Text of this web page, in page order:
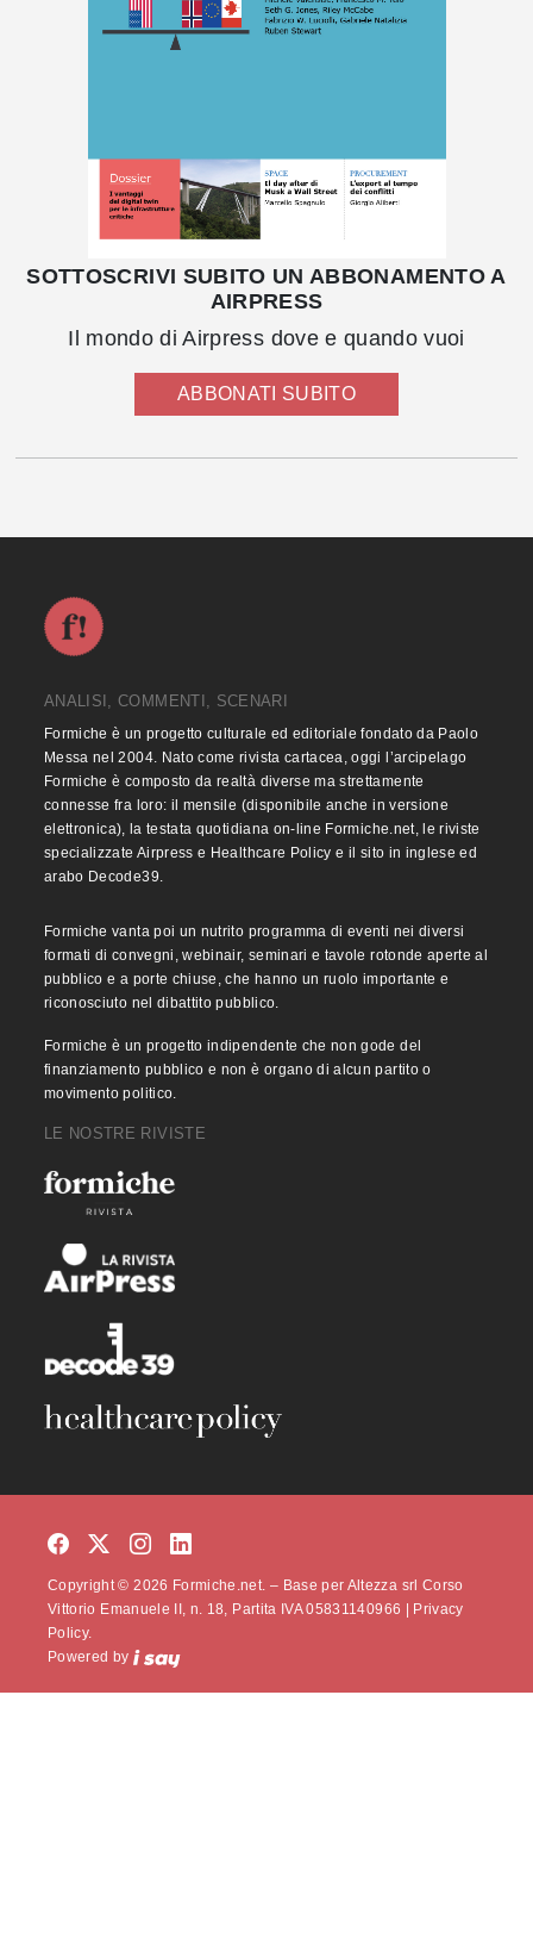
SOTTOSCRIVI SUBITO UN ABBONAMENTO A
AIRPRESS
Il mondo di Airpress dove e quando vuoi
ABBONATI SUBITO
ANALISI, COMMENTI, SCENARI
Formiche è un progetto culturale ed editoriale fondato da Paolo
Messa nel 2004. Nato come rivista cartacea, oggi l’arcipelago
Formiche è composto da realtà diverse ma strettamente
connesse fra loro: il mensile (disponibile anche in versione
elettronica), la testata quotidiana on-line Formiche.net, le riviste
specializzate Airpress e Healthcare Policy e il sito in inglese ed
arabo Decode39.
Formiche vanta poi un nutrito programma di eventi nei diversi
formati di convegni, webinair, seminari e tavole rotonde aperte al
pubblico e a porte chiuse, che hanno un ruolo importante e
riconosciuto nel dibattito pubblico.
Formiche è un progetto indipendente che non gode del
finanziamento pubblico e non è organo di alcun partito o
movimento politico.
LE NOSTRE RIVISTE
Copyright © 2026 Formiche.net. – Base per Altezza srl Corso
Vittorio Emanuele II, n. 18, Partita IVA 05831140966 |
Privacy
Policy.
Powered by